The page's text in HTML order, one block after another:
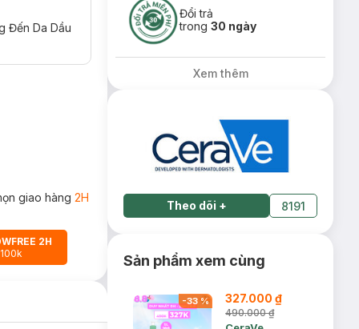
Đến Da Dầu
giao hàng 2H
2H
Đổi trả
trong30 ngày
Xem thêm
Theo dõi + 8191
Sản phẩm xem cùng
-33% 327.000 ₫
490.000 ₫